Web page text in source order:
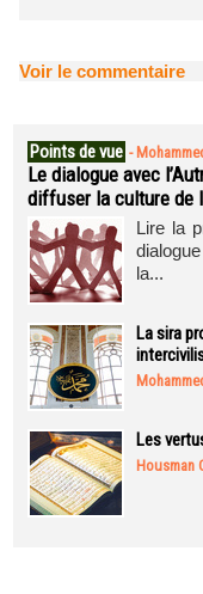
Voir le commentaire
Points de vue -
Le dialogue avec
diffuser la culture de
Lire la
la...
La sira
Les
Housman